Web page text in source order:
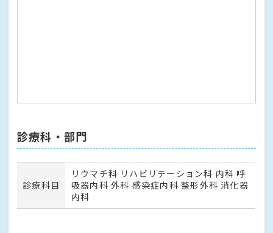
診療科・部門
診療科目
リウマチ科 リハビリテーション科 内科 呼
吸器内科 外科 感染症内科 整形外科 消化器
内科